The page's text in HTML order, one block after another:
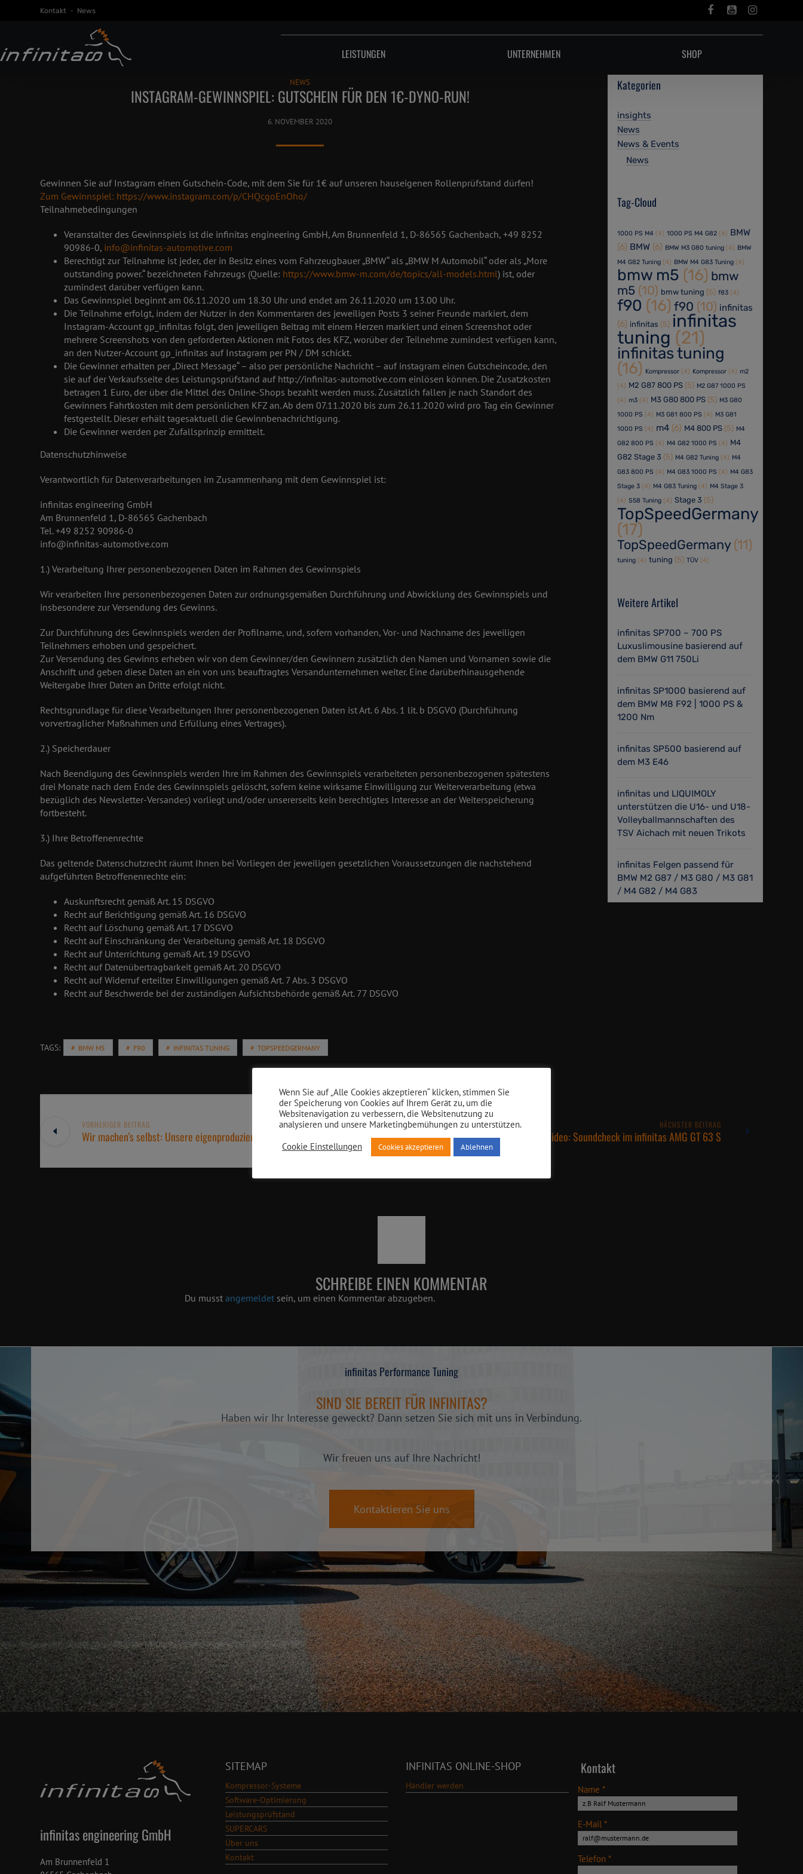
Kontakt - News
LEISTUNGEN UNTERNEHMEN SHOP
NEWS
INSTAGRAM-GEWINNSPIEL: GUTSCHEIN FÜR DEN 1€-DYNO-RUN!
6. NOVEMBER 2020
Gewinnen Sie auf Instagram einen Gutschein-Code, mit dem Sie für 1€ auf unseren hauseigenen Rollenprüfstand dürfen!
Zum Gewinnspiel: https://www.instagram.com/p/CHQcgoEnOho/
Teilnahmebedingungen
Veranstalter des Gewinnspiels ist die infinitas engineering GmbH, Am Brunnenfeld 1, D-86565 Gachenbach, +49 8252
90986-0, info@infinitas-automotive.com
Berechtigt zur Teilnahme ist jeder, der in Besitz eines vom Fahrzeugbauer „BMW“ als „BMW M Automobil“ oder als „More
outstanding power.“ bezeichneten Fahrzeugs (Quelle: https://www.bmw-m.com/de/topics/all-models.html) ist, oder
zumindest darüber verfügen kann.
Das Gewinnspiel beginnt am 06.11.2020 um 18.30 Uhr und endet am 26.11.2020 um 13.00 Uhr.
Die Teilnahme erfolgt, indem der Nutzer in den Kommentaren des jeweiligen Posts 3 seiner Freunde markiert, dem
Instagram-Account gp_infinitas folgt, den jeweiligen Beitrag mit einem Herzen markiert und einen Screenshot oder
mehrere Screenshots von den geforderten Aktionen mit Fotos des KFZ, worüber der Teilnehme zumindest verfügen kann,
an den Nutzer-Account gp_infinitas auf Instagram per PN / DM schickt.
Die Gewinner erhalten per „Direct Message“ – also per persönliche Nachricht – auf instagram einen Gutscheincode, den
sie auf der Verkaufsseite des Leistungsprüfstand auf http://infinitas-automotive.com einlösen können. Die Zusatzkosten
betragen 1 Euro, der über die Mittel des Online-Shops bezahlt werden muss. Zusätzlich fallen je nach Standort des
Gewinners Fahrtkosten mit dem persönlichen KFZ an. Ab dem 07.11.2020 bis zum 26.11.2020 wird pro Tag ein Gewinner
festgestellt. Dieser erhält tagesaktuell die Gewinnbenachrichtigung.
Die Gewinner werden per Zufallsprinzip ermittelt.
Datenschutzhinweise
Verantwortlich für Datenverarbeitungen im Zusammenhang mit dem Gewinnspiel ist:
infinitas engineering GmbH
Am Brunnenfeld 1, D-86565 Gachenbach
Tel. +49 8252 90986-0
info@infinitas-automotive.com
1.) Verarbeitung Ihrer personenbezogenen Daten im Rahmen des Gewinnspiels
Wir verarbeiten Ihre personenbezogenen Daten zur ordnungsgemäßen Durchführung und Abwicklung des Gewinnspiels und
insbesondere zur Versendung des Gewinns.
Zur Durchführung des Gewinnspiels werden der Profilname, und, sofern vorhanden, Vor- und Nachname des jeweiligen
Teilnehmers erhoben und gespeichert.
Zur Versendung des Gewinns erheben wir von dem Gewinner/den Gewinnern zusätzlich den Namen und Vornamen sowie die
Anschrift und geben diese Daten an ein von uns beauftragtes Versandunternehmen weiter. Eine darüberhinausgehende
Weitergabe Ihrer Daten an Dritte erfolgt nicht.
Rechtsgrundlage für diese Verarbeitungen Ihrer personenbezogenen Daten ist Art. 6 Abs. 1 lit. b DSGVO (Durchführung
vorvertraglicher Maßnahmen und Erfüllung eines Vertrages).
2.) Speicherdauer
Nach Beendigung des Gewinnspiels werden Ihre im Rahmen des Gewinnspiels verarbeiteten personenbezogenen spätestens
drei Monate nach dem Ende des Gewinnspiels gelöscht, sofern keine wirksame Einwilligung zur Weiterverarbeitung (etwa
bezüglich des Newsletter-Versandes) vorliegt und/oder unsererseits kein berechtigtes Interesse an der Weiterspeicherung
fortbesteht.
3.) Ihre Betroffenenrechte
Das geltende Datenschutzrecht räumt Ihnen bei Vorliegen der jeweiligen gesetzlichen Voraussetzungen die nachstehend
aufgeführten Betroffenenrechte ein:
Auskunftsrecht gemäß Art. 15 DSGVO
Recht auf Berichtigung gemäß Art. 16 DSGVO
Recht auf Löschung gemäß Art. 17 DSGVO
Recht auf Einschränkung der Verarbeitung gemäß Art. 18 DSGVO
Recht auf Unterrichtung gemäß Art. 19 DSGVO
Recht auf Datenübertragbarkeit gemäß Art. 20 DSGVO
Recht auf Widerruf erteilter Einwilligungen gemäß Art. 7 Abs. 3 DSGVO
Recht auf Beschwerde bei der zuständigen Aufsichtsbehörde gemäß Art. 77 DSGVO
TAGS: BMW M5 F90 INFINITAS TUNING TOPSPEEDGERMANY
Kategorien
insights
News
News & Events
News
Tag-Cloud
1000 PS M4 (4) 1000 PS M4 G82(4) BMW
(6) BMW(6) BMW M3 G80 tuning(4) BMW
M4 G82 Tuning(4) BMW M4 G83 Tuning(4)
bmw m5 (16) bmw
m5(10) bmw tuning (5) f83(4)
f90 (16) f90 (10) infinitas
(6) infinitas (5) infinitas
tuning (21)
infinitas tuning
(16) Kompressor(4) Kompressor(4) m2
(4) M2 G87 800 PS(5) M2 G87 1000 PS
(4) m3(4) M3 G80 800 PS(5) M3 G80
1000 PS (4) M3 G81 800 PS (4) M3 G81
1000 PS (4) m4(6) M4 800 PS(5) M4
G82 800 PS (4) M4 G82 1000 PS (4) M4
G82 Stage 3 (5) M4 G82 Tuning(4) M4
G83 800 PS (4) M4 G83 1000 PS (4) M4 G83
Stage 3(4) M4 G83 Tuning(4) M4 Stage 3
(4) S58 Tuning(4) Stage 3 (5)
TopSpeedGermany
(17)
TopSpeedGermany(11)
tuning(4) tuning (5) TÜV(4)
Weitere Artikel
infinitas SP700 – 700 PS
Luxuslimousine basierend auf
dem BMW G11 750Li
infinitas SP1000 basierend auf
dem BMW M8 F92 | 1000 PS &
1200 Nm
infinitas SP500 basierend auf
dem M3 E46
infinitas und LIQUIMOLY
unterstützen die U16- und U18-
Volleyballmannschaften des
TSV Aichach mit neuen Trikots
infinitas Felgen passend für
BMW M2 G87 / M3 G80 / M3 G81
/ M4 G82 / M4 G83
VORHERIGER BEITRAG
Wir machen's selbst: Unsere eigenproduzierten YouTube-Videos
NÄCHSTER BEITRAG
Video: Soundcheck im infinitas AMG GT 63 S
SCHREIBE EINEN KOMMENTAR
Du musstangemeldet sein, um einen Kommentar abzugeben.
infinitas Performance Tuning
SIND SIE BEREIT FÜR INFINITAS?
Haben wir Ihr Interesse geweckt? Dann setzen Sie sich mit uns in Verbindung.
Wir freuen uns auf Ihre Nachricht!
Kontaktieren Sie uns
infinitas engineering GmbH
Am Brunnenfeld 1
SITEMAP
Kompressor-Systeme
Software-Optimierung
Leistungsprüfstand
SUPERCARS
Über uns
Kontakt
INFINITAS ONLINE-SHOP
Händler werden
Kontakt
Name *
E-Mail *
Telefon *
Wenn Sie auf „Alle Cookies akzeptieren“ klicken, stimmen Sie
der Speicherung von Cookies auf Ihrem Gerät zu, um die
Websitenavigation zu verbessern, die Websitenutzung zu
analysieren und unsere Marketingbemühungen zu unterstützen.
Cookie Einstellungen
Cookies akzeptieren Ablehnen